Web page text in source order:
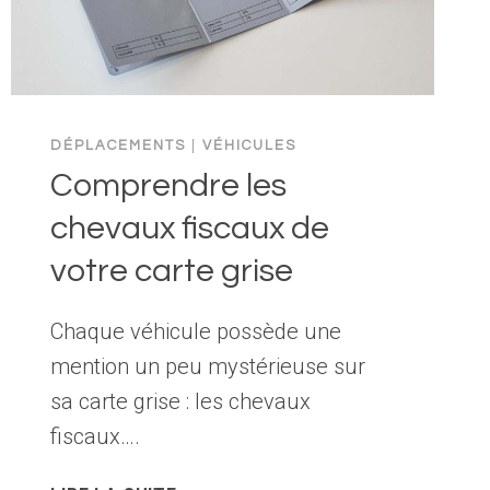
CETTE
ICÔNE
BAVAROISE
DÉPLACEMENTS |VÉHICULES
Comprendre les
chevaux fiscaux de
votre carte grise
Chaque véhicule possède une
mention un peu mystérieuse sur
sa carte grise : les chevaux
fiscaux….